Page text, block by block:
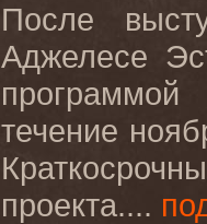
После
Аджелесе
течение
проекта....